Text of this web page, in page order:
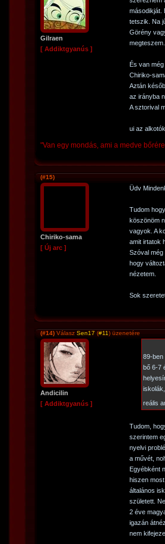
Gilraen
[ Addiktgyanús ]
másodikját.
tetszik. Na
Görény
megteszem.
És van
Chiriko-
Aztán
az irányba
A sztorival
ui az
"Van egy mondás, ami a medve
(#15)
Chiriko-sama
[ Új arc ]
Üdv
Tudom
köszönöm
vagyok. A
amit irtatok
Szóval
hogy
nézetem.
Sok
(#14) Válasz Sen17 (#11) üzenetére
Andicilin
[ Addiktgyanús ]
89-ben
bő 6-7
reális
Tudom,
szerintem
nyelvi
a művét,
Egyébként
hiszen
általános
született.
2 éve
igazán
nem